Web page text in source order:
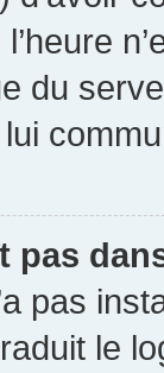
l’heure
du
pas
pas
le